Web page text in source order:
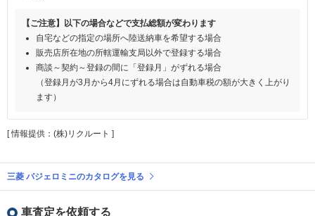
【ご注意】以下の場合などで支払総額が変わります
自宅などの指定の場所へ陸送納車を希望する場合
販売店所在地の所轄運輸支局以外で登録する場合
商談～契約～登録の間に「登録月」がずれる場合
（登録月が3月から4月にずれる場合は自動車税の額が大きく上がり
ます）
[ 情報提供：(株)リクルート ]
三菱 パジェロミニのカタログを見る
車査定を依頼する